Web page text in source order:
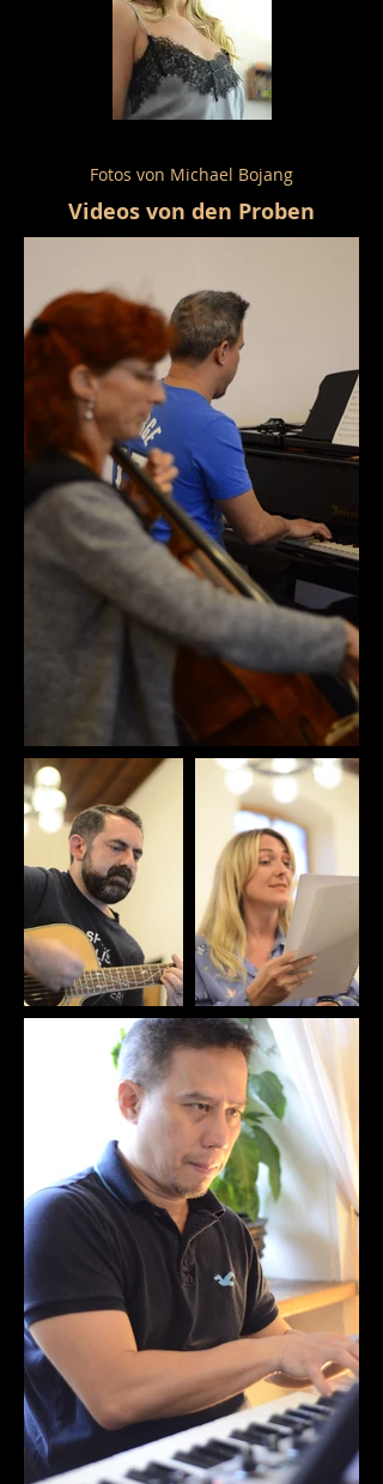
Fotos von Michael Bojang
Videos von den Proben